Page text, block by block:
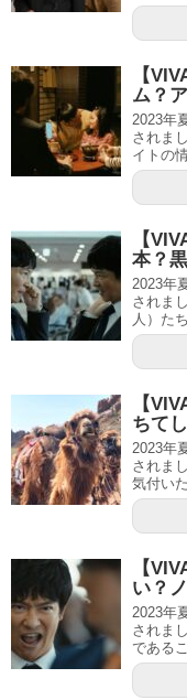
【
ム？
2023年
されま
イトの
【
本？
2023年
されま
人）た
【
ちて
2023年
されま
気付い
【
い？
2023年
されま
である